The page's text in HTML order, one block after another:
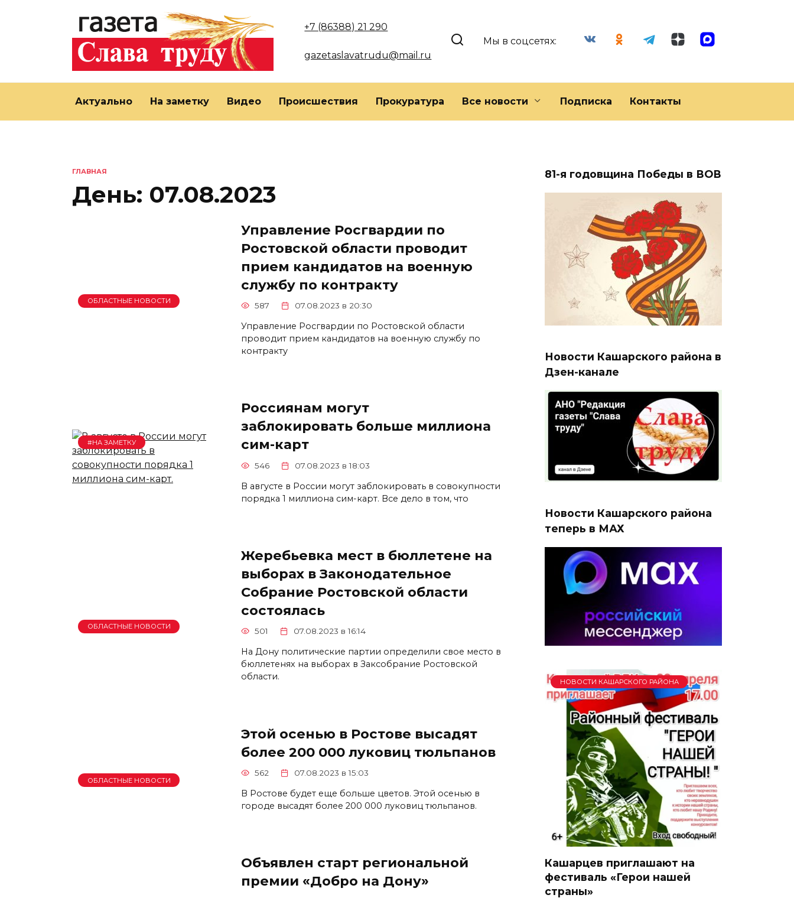
+7 (86388) 21 290
gazetaslavatrudu@mail.ru
Мы в соцсетях:
Актуально На заметку Видео Происшествия Прокуратура Все новости Подписка Контакты
ГЛАВНАЯ
День: 07.08.2023
ОБЛАСТНЫЕ НОВОСТИ
Управление Росгвардии по
Ростовской области проводит
прием кандидатов на военную
службу по контракту
587 07.08.2023 в 20:30
Управление Росгвардии по Ростовской области
проводит прием кандидатов на военную службу по
контракту
#НА ЗАМЕТКУ
Россиянам могут
заблокировать больше миллиона
сим-карт
546 07.08.2023 в 18:03
В августе в России могут заблокировать в совокупности
порядка 1 миллиона сим-карт. Все дело в том, что
ОБЛАСТНЫЕ НОВОСТИ
Жеребьевка мест в бюллетене на
выборах в Законодательное
Собрание Ростовской области
состоялась
501 07.08.2023 в 16:14
На Дону политические партии определили свое место в
бюллетенях на выборах в Заксобрание Ростовской
области.
ОБЛАСТНЫЕ НОВОСТИ
Этой осенью в Ростове высадят
более 200 000 луковиц тюльпанов
562 07.08.2023 в 15:03
В Ростове будет еще больше цветов. Этой осенью в
городе высадят более 200 000 луковиц тюльпанов.
Объявлен старт региональной
премии «Добро на Дону»
81-я годовщина Победы в ВОВ
Новости Кашарского района в
Дзен-канале
Новости Кашарского района
теперь в МАХ
НОВОСТИ КАШАРСКОГО РАЙОНА
Кашарцев приглашают на
фестиваль «Герои нашей
страны»